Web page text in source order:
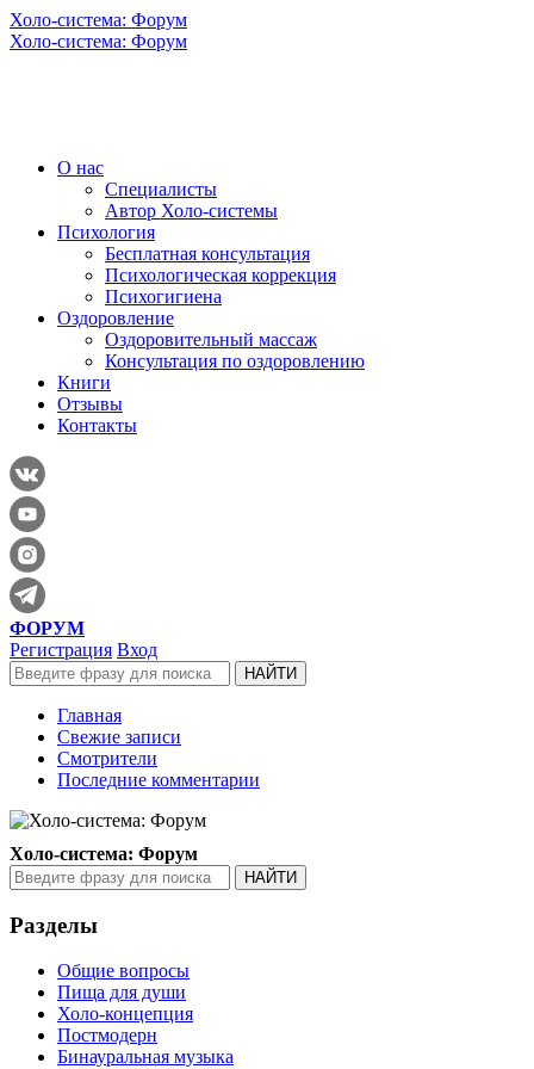
Холо-система: Форум
Холо-система: Форум
О нас
Специалисты
Автор Холо-системы
Психология
Бесплатная консультация
Психологическая коррекция
Психогигиена
Оздоровление
Оздоровительный массаж
Консультация по оздоровлению
Книги
Отзывы
Контакты
ФОРУМ
Регистрация Вход
Главная
Свежие записи
Смотрители
Последние комментарии
Холо-система: Форум
Разделы
Общие вопросы
Пища для души
Холо-концепция
Постмодерн
Бинауральная музыка